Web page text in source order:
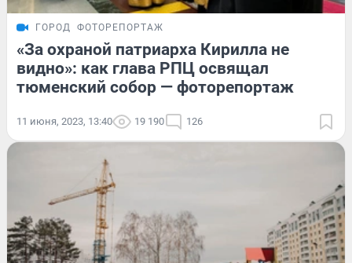
ГОРОД ФОТОРЕПОРТАЖ
«За охраной патриарха Кирилла не
видно»: как глава РПЦ освящал
тюменский собор — фоторепортаж
11 июня, 2023, 13:40 19 190 126